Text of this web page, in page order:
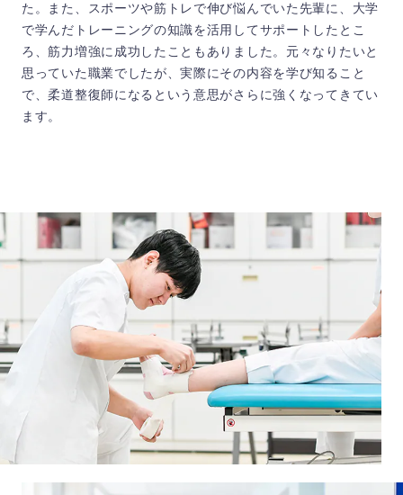
た。また、スポーツや筋トレで伸び悩んでいた先輩に、大学
で学んだトレーニングの知識を活用してサポートしたとこ
ろ、筋力増強に成功したこともありました。元々なりたいと
思っていた職業でしたが、実際にその内容を学び知ること
で、柔道整復師になるという意思がさらに強くなってきてい
ます。